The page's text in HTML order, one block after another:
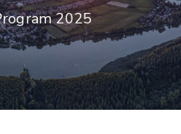
2025